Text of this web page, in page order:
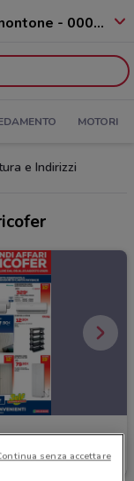
Valmontone - 00038
MOTORI
e Indirizzi
8.1 km
senza accettare